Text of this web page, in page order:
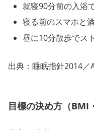
就寝90分前の入浴
寝る前のスマホと
昼に10分散歩でス
出典：睡眠指針2014
目標の決め方（BMI